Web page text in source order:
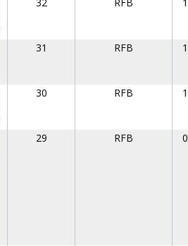
31 RFB
30 RFB
29 RFB